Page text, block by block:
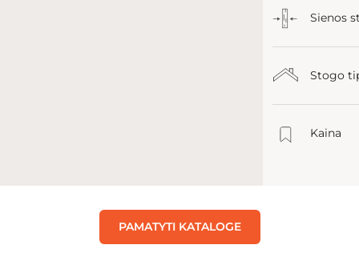
Sienos
Stogo
Kaina
PAMATYTI KATALOGE